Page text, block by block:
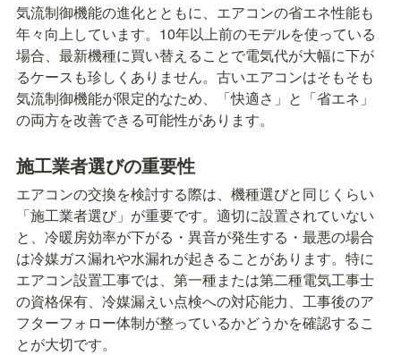
気流制御機能の進化とともに、エアコンの省エネ性能も
年々向上しています。10年以上前のモデルを使っている
場合、最新機種に買い替えることで電気代が大幅に下が
るケースも珍しくありません。古いエアコンはそもそも
気流制御機能が限定的なため、「快適さ」と「省エネ」
の両方を改善できる可能性があります。
施工業者選びの重要性
エアコンの交換を検討する際は、機種選びと同じくらい
「施工業者選び」が重要です。適切に設置されていない
と、冷暖房効率が下がる・異音が発生する・最悪の場合
は冷媒ガス漏れや水漏れが起きることがあります。特に
エアコン設置工事では、第一種または第二種電気工事士
の資格保有、冷媒漏えい点検への対応能力、工事後のア
フターフォロー体制が整っているかどうかを確認するこ
とが大切です。